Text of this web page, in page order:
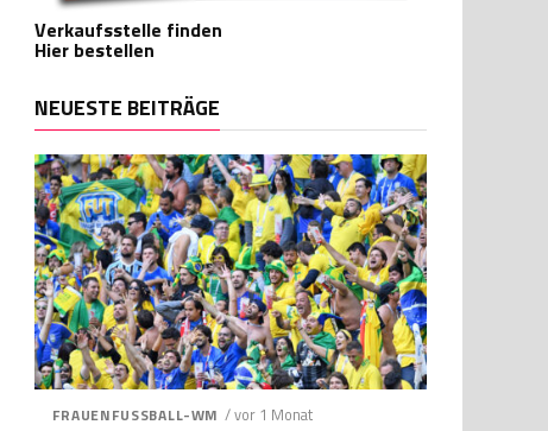
Verkaufsstelle finden
Hier bestellen
NEUESTE BEITRÄGE
FRAUENFUSSBALL-WM / vor 1 Monat